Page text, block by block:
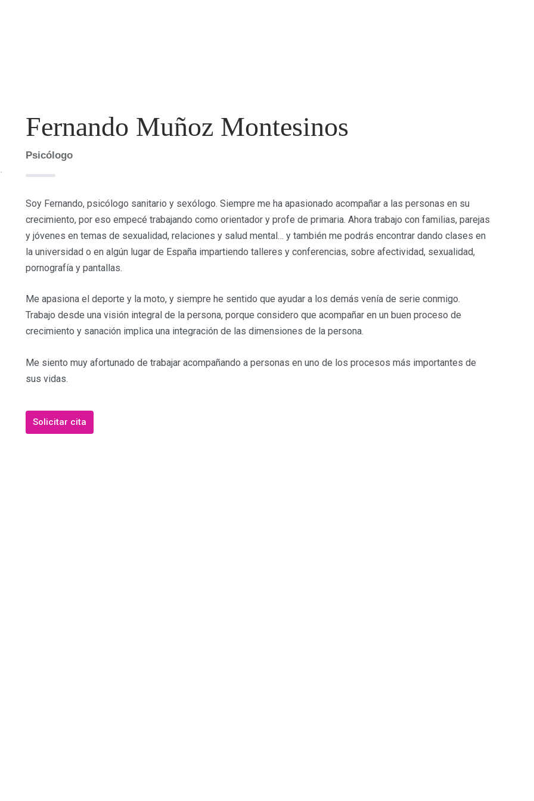
Fernando Muñoz Montesinos
Psicólogo
Soy Fernando, psicólogo sanitario y sexólogo. Siempre me ha apasionado acompañar a las personas en su
crecimiento, por eso empecé trabajando como orientador y profe de primaria. Ahora trabajo con familias, parejas
y jóvenes en temas de sexualidad, relaciones y salud mental… y también me podrás encontrar dando clases en
la universidad o en algún lugar de España impartiendo talleres y conferencias, sobre afectividad, sexualidad,
pornografía y pantallas.
Me apasiona el deporte y la moto, y siempre he sentido que ayudar a los demás venía de serie conmigo.
Trabajo desde una visión integral de la persona, porque considero que acompañar en un buen proceso de
crecimiento y sanación implica una integración de las dimensiones de la persona.
Me siento muy afortunado de trabajar acompañando a personas en uno de los procesos más importantes de
sus vidas.
Solicitar cita